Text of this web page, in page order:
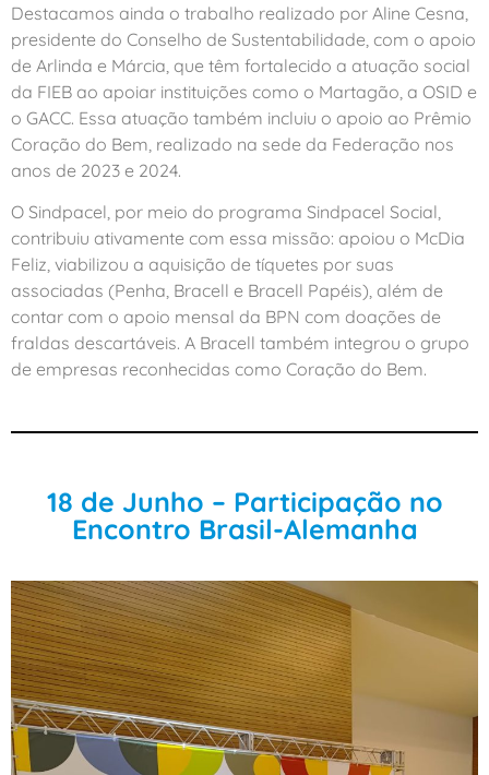
Destacamos ainda o trabalho realizado por Aline Cesna,
presidente do Conselho de Sustentabilidade, com o apoio
de Arlinda e Márcia, que têm fortalecido a atuação social
da FIEB ao apoiar instituições como o Martagão, a OSID e
o GACC. Essa atuação também incluiu o apoio ao Prêmio
Coração do Bem, realizado na sede da Federação nos
anos de 2023 e 2024.
O Sindpacel, por meio do programa Sindpacel Social,
contribuiu ativamente com essa missão: apoiou o McDia
Feliz, viabilizou a aquisição de tíquetes por suas
associadas (Penha, Bracell e Bracell Papéis), além de
contar com o apoio mensal da BPN com doações de
fraldas descartáveis. A Bracell também integrou o grupo
de empresas reconhecidas como Coração do Bem.
18 de Junho – Participação no
Encontro Brasil-Alemanha